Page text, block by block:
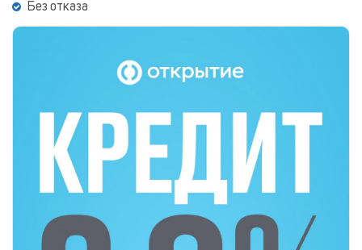
Без отказа